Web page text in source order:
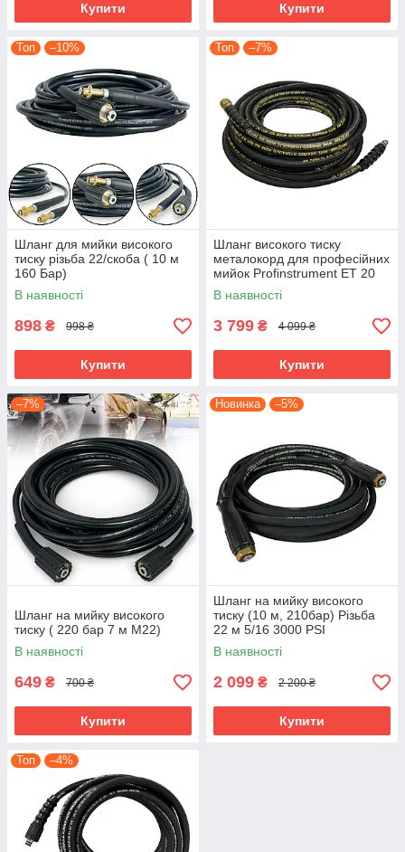
Купити Купити
Топ –10%
Шланг для мийки високого
тиску різьба 22/скоба ( 10 м
160 Бар)
В наявності
898 ₴ 998 ₴
Купити
Топ –7%
Шланг високого тиску
металокорд для професійних
мийок Profinstrument ET 20
(20 м)
В наявності
3 799 ₴ 4 099 ₴
Купити
–7%
Шланг на мийку високого
тиску ( 220 бар 7 м М22)
В наявності
649 ₴ 700 ₴
Купити
Новинка –5%
Шланг на мийку високого
тиску (10 м, 210бар) Різьба
22 м 5/16 3000 PSI
В наявності
2 099 ₴ 2 200 ₴
Купити
Топ –4%